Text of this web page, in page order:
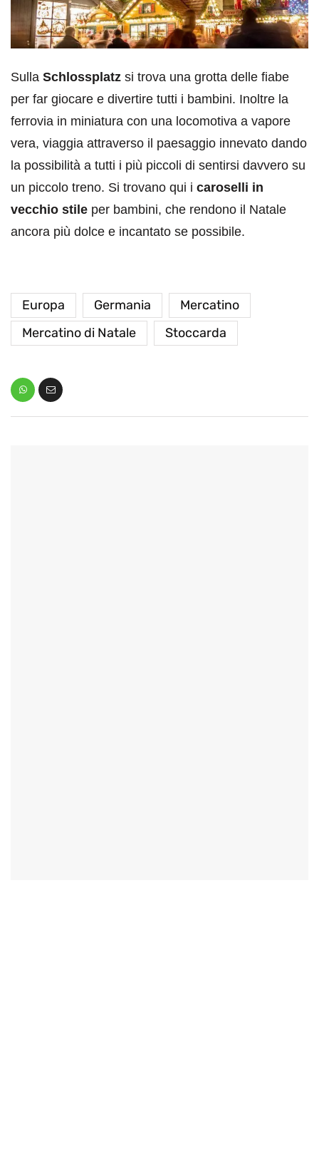
Sulla Schlossplatz si trova una grotta delle fiabe
per far giocare e divertire tutti i bambini. Inoltre la
ferrovia in miniatura con una locomotiva a vapore
vera, viaggia attraverso il paesaggio innevato dando
la possibilità a tutti i più piccoli di sentirsi davvero su
un piccolo treno. Si trovano qui i caroselli in
vecchio stile per bambini, che rendono il Natale
ancora più dolce e incantato se possibile.
Europa Germania
Mercatino
Mercatino di Natale
Stoccarda